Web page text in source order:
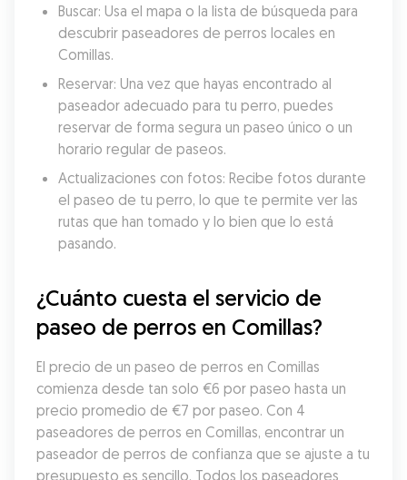
Buscar: Usa el mapa o la lista de búsqueda para
descubrir paseadores de perros locales en
Comillas.
Reservar: Una vez que hayas encontrado al
paseador adecuado para tu perro, puedes
reservar de forma segura un paseo único o un
horario regular de paseos.
Actualizaciones con fotos: Recibe fotos durante
el paseo de tu perro, lo que te permite ver las
rutas que han tomado y lo bien que lo está
pasando.
¿Cuánto cuesta el servicio de
paseo de perros en Comillas?
El precio de un paseo de perros en Comillas
comienza desde tan solo €6 por paseo hasta un
precio promedio de €7 por paseo. Con 4
paseadores de perros en Comillas, encontrar un
paseador de perros de confianza que se ajuste a tu
presupuesto es sencillo. Todos los paseadores